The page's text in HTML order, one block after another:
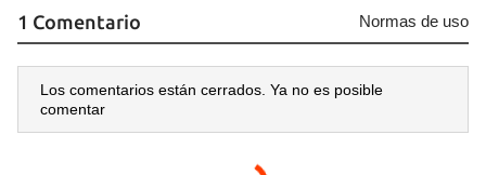
1 Comentario Normas de uso
Los comentarios están cerrados. Ya no es posible
comentar